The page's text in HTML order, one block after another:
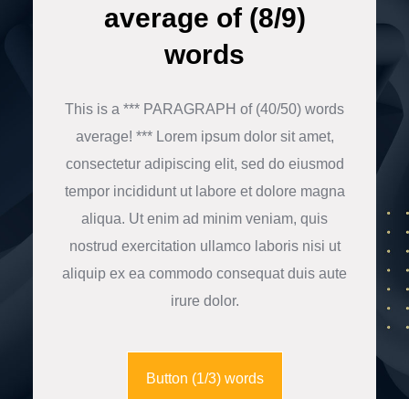
average of (8/9)
words
This is a *** PARAGRAPH of (40/50) words
average! *** Lorem ipsum dolor sit amet,
consectetur adipiscing elit, sed do eiusmod
tempor incididunt ut labore et dolore magna
aliqua. Ut enim ad minim veniam, quis
nostrud exercitation ullamco laboris nisi ut
aliquip ex ea commodo consequat duis aute
irure dolor.
Button (1/3) words